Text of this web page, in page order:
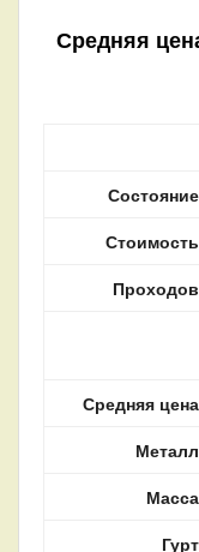
Средняя
Средняя